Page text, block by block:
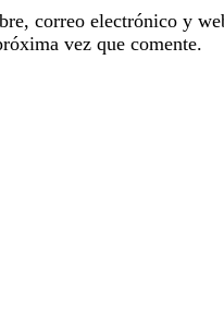
correo electrónico y
vez que comente.